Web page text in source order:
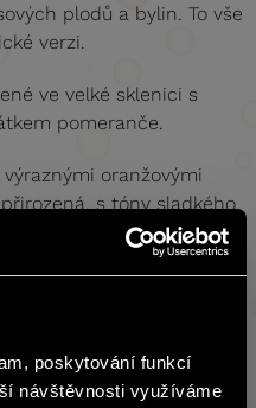
poskytování funkcí
návštěvnosti využíváme
plodů a bylin. To vše
verzi.
ve velké sklenici s
pomeranče.
oranžovými
s tóny sladkého
a rafinovaných bylinných